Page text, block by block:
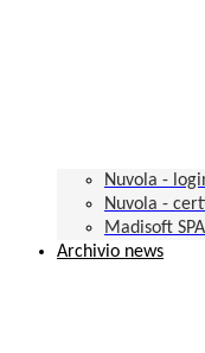
Nuvola -
Nuvola -
Madisoft
Archivio news